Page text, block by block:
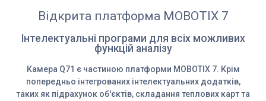
Відкрита платформа MOBOTIX 7
Інтелектуальні програми для всіх можливих
функцій аналізу
Камера Q71 є частиною платформи MOBOTIX 7. Крім
попередньо інтегрованих інтелектуальних додатків,
таких як підрахунок об'єктів, складання теплових карт та